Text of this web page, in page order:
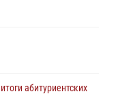
абитуриентских